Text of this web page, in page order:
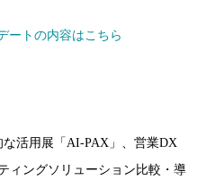
ートの内容はこちら
な活用展「AI-PAX」、営業DX
ィングソリューション比較・導